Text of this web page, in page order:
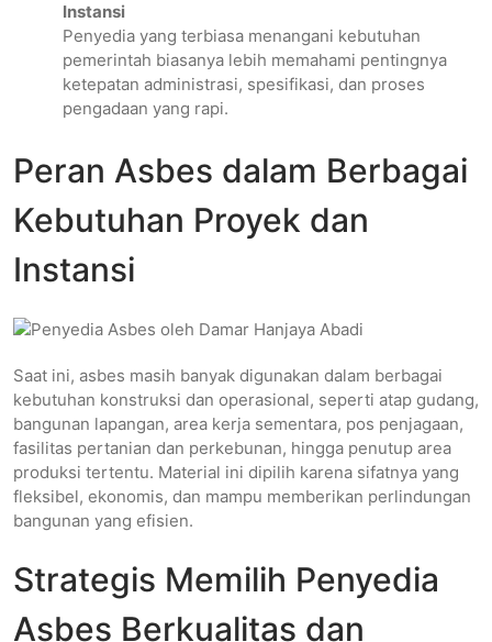
Instansi
Penyedia yang terbiasa menangani kebutuhan
pemerintah biasanya lebih memahami pentingnya
ketepatan administrasi, spesifikasi, dan proses
pengadaan yang rapi.
Peran Asbes dalam Berbagai
Kebutuhan Proyek dan
Instansi
Saat ini, asbes masih banyak digunakan dalam berbagai
kebutuhan konstruksi dan operasional, seperti atap gudang,
bangunan lapangan, area kerja sementara, pos penjagaan,
fasilitas pertanian dan perkebunan, hingga penutup area
produksi tertentu. Material ini dipilih karena sifatnya yang
fleksibel, ekonomis, dan mampu memberikan perlindungan
bangunan yang efisien.
Strategis Memilih Penyedia
Asbes Berkualitas dan